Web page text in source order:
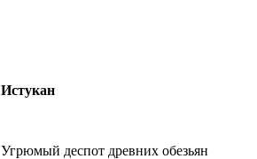
Истукан
Угрюмый деспот древних обезьян